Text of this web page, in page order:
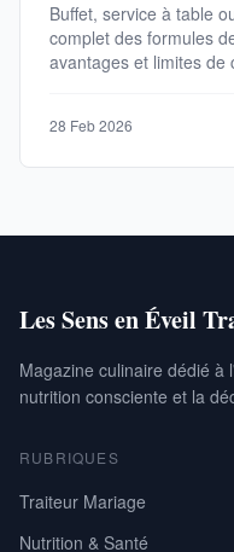
Buffet, service à table
complet des formules
avantages et limites de
28 Feb 2026
Les Sens en Éveil
Magazine culinaire dédié
nutrition consciente et la
RUBRIQUES
Traiteur Mariage
Nutrition & Santé